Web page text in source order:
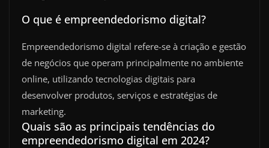
O que é empreendedorismo digital?
Empreendedorismo digital refere-se à criação e gestão
de negócios que operam principalmente no ambiente
online, utilizando tecnologias digitais para
desenvolver produtos, serviços e estratégias de
marketing.
Quais são as principais tendências do
empreendedorismo digital em 2024?